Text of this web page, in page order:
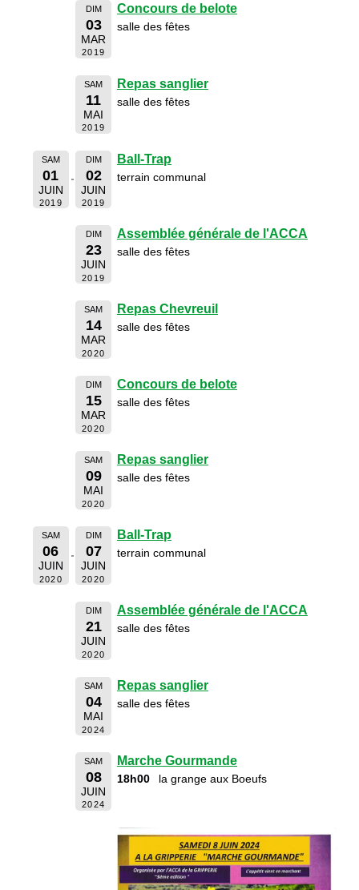
DIM
03
MAR
2019
Concours de belote
salle des fêtes
SAM
11
MAI
2019
Repas sanglier
salle des fêtes
SAM
01
JUIN
2019
DIM
02
JUIN
2019
Ball-Trap
terrain communal
DIM
23
JUIN
2019
Assemblée générale de l'ACCA
salle des fêtes
SAM
14
MAR
2020
Repas Chevreuil
salle des fêtes
DIM
15
MAR
2020
Concours de belote
salle des fêtes
SAM
09
MAI
2020
Repas sanglier
salle des fêtes
SAM
06
JUIN
2020
DIM
07
JUIN
2020
Ball-Trap
terrain communal
DIM
21
JUIN
2020
Assemblée générale de l'ACCA
salle des fêtes
SAM
04
MAI
2024
Repas sanglier
salle des fêtes
SAM
08
JUIN
2024
Marche Gourmande
18h00 la grange aux Boeufs